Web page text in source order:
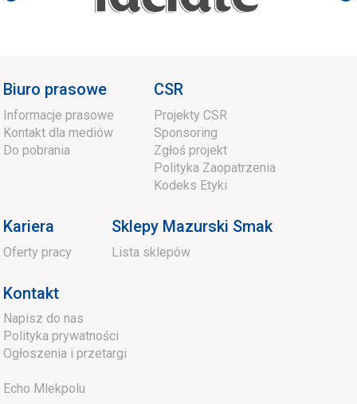
Biuro prasowe
Informacje prasowe
Kontakt dla mediów
Do pobrania
CSR
Projekty CSR
Sponsoring
Zgłoś projekt
Polityka Zaopatrzenia
Kodeks Etyki
Kariera
Oferty pracy
Sklepy Mazurski Smak
Lista sklepów
Kontakt
Napisz do nas
Polityka prywatności
Ogłoszenia i przetargi
Echo Mlekpolu